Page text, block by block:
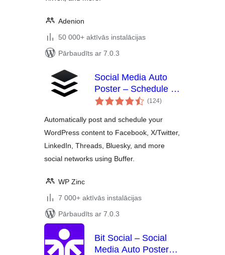
Adenion
50 000+ aktīvās instalācijas
Pārbaudīts ar 7.0.3
Social Media Auto
Poster – Schedule &
Publish to Buffer
(124vērtējumu
kopsumma
)
Automatically post and schedule your
WordPress content to Facebook, X/Twitter,
LinkedIn, Threads, Bluesky, and more
social networks using Buffer.
WP Zinc
7 000+ aktīvās instalācijas
Pārbaudīts ar 7.0.3
Bit Social – Social
Media Auto Poster